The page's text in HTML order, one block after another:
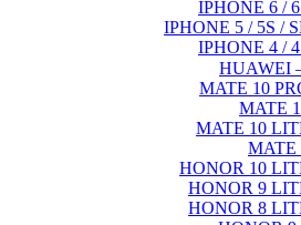
IPHONE